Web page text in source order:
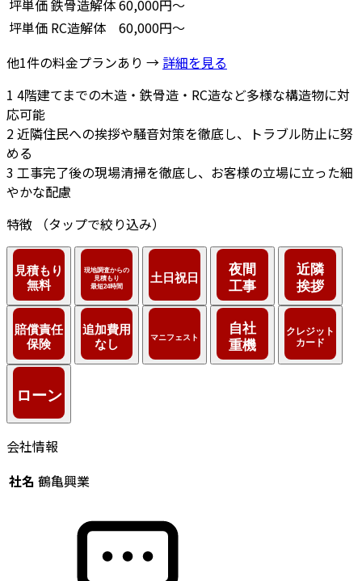
坪単価鉄骨造解体60,000円～
坪単価 RC造解体
60,000円～
他1件の料金プランあり → 詳細を見る
1 4階建てまでの木造・鉄骨造・RC造など多様な構造物に対
応可能
2近隣住民への挨拶や騒音対策を徹底し、トラブル防止に努
める
3 工事完了後の現場清掃を徹底し、お客様の立場に立った細
やかな配慮
特徴
（タップで絞り込み）
会社情報
社名 鶴亀興業